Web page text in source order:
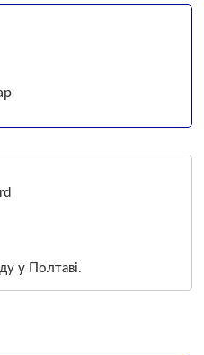
у Полтаві.